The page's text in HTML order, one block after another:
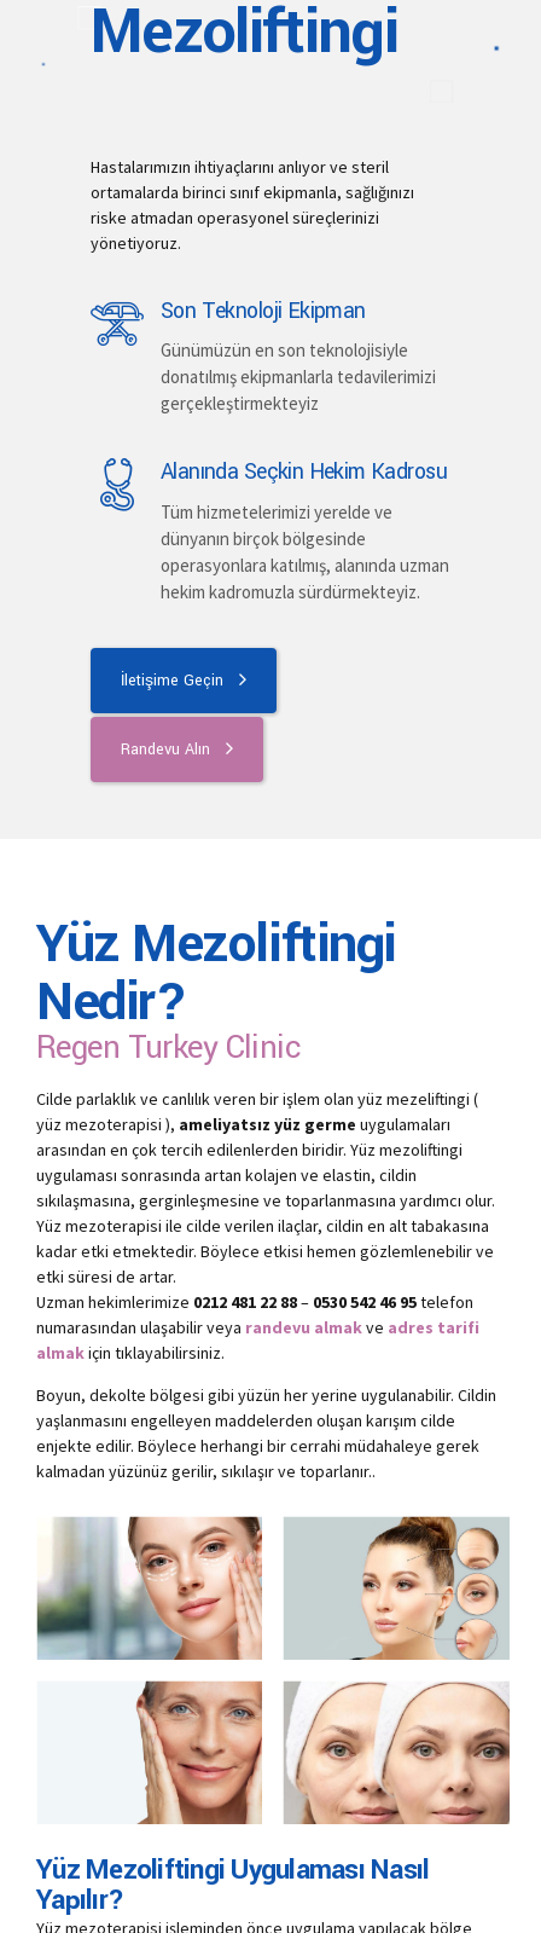
Mezoliftingi
Hastalarımızın ihtiyaçlarını anlıyor ve steril
ortamalarda birinci sınıf ekipmanla, sağlığınızı
riske atmadan operasyonel süreçlerinizi
yönetiyoruz.
Son Teknoloji Ekipman
Günümüzün en son teknolojisiyle
donatılmış ekipmanlarla tedavilerimizi
gerçekleştirmekteyiz
Alanında Seçkin Hekim Kadrosu
Tüm hizmetelerimizi yerelde ve
dünyanın birçok bölgesinde
operasyonlara katılmış, alanında uzman
hekim kadromuzla sürdürmekteyiz.
İletişime Geçin
Randevu Alın
Yüz Mezoliftingi
Nedir?
Regen Turkey Clinic
Cilde parlaklık ve canlılık veren bir işlem olan yüz mezeliftingi (
yüz mezoterapisi ), ameliyatsız yüz germe uygulamaları
arasından en çok tercih edilenlerden biridir. Yüz mezoliftingi
uygulaması sonrasında artan kolajen ve elastin, cildin
sıkılaşmasına, gerginleşmesine ve toparlanmasına yardımcı olur.
Yüz mezoterapisi ile cilde verilen ilaçlar, cildin en alt tabakasına
kadar etki etmektedir. Böylece etkisi hemen gözlemlenebilir ve
etki süresi de artar.
Uzman hekimlerimize 0212 481 22 88– 0530 542 46 95telefon
numarasından ulaşabilir veya randevu almakve adres tarifi
almakiçin tıklayabilirsiniz.
Boyun, dekolte bölgesi gibi yüzün her yerine uygulanabilir. Cildin
yaşlanmasını engelleyen maddelerden oluşan karışım cilde
enjekte edilir. Böylece herhangi bir cerrahi müdahaleye gerek
kalmadan yüzünüz gerilir, sıkılaşır ve toparlanır..
Yüz Mezoliftingi Uygulaması Nasıl
Yapılır?
Yüz mezoterapisi işleminden önce uygulama yapılacak bölge